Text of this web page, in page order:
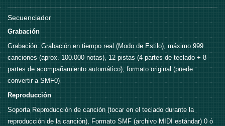
Secuenciador
Grabación
Grabación: Grabación en tiempo real (Modo de Estilo), máximo 999
canciones (aprox. 100.000 notas), 12 pistas (4 partes de teclado + 8
partes de acompañamiento automático), formato original (puede
convertir a SMF0)
Reproducción
Soporta Reproducción de canción (tocar en el teclado durante la
reproducción de la canción), Formato SMF (archivo MIDI estándar) 0 ó